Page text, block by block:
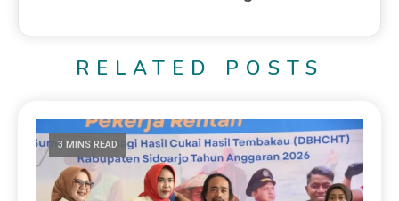
RELATED POSTS
3 MINS READ